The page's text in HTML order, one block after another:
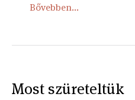
Bővebben...
Most szüreteltük